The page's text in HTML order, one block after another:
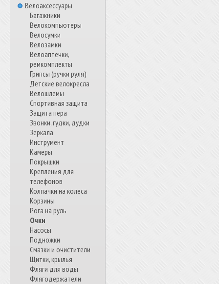
Велоаксессуары
Багажники
Велокомпьютеры
Велосумки
Велозамки
Велоаптечки,
ремкомплекты
Грипсы (ручки руля)
Детские велокресла
Велошлемы
Спортивная защита
Защита пера
Звонки, гудки, дудки
Зеркала
Инструмент
Камеры
Покрышки
Крепления для
телефонов
Колпачки на колеса
Корзины
Рога на руль
Очки
Насосы
Подножки
Смазки и очистители
Щитки, крылья
Фляги для воды
Флягодержатели